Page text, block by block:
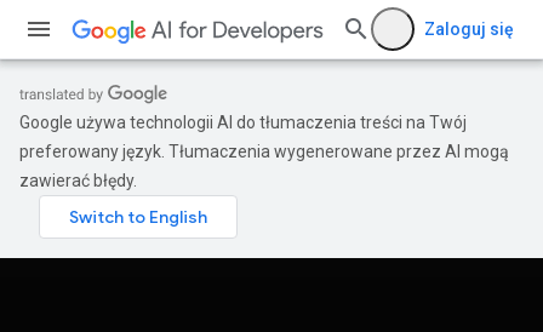
Zaloguj się
Google używa technologii AI do tłumaczenia treści na Twój
preferowany język. Tłumaczenia wygenerowane przez AI mogą
zawierać błędy.